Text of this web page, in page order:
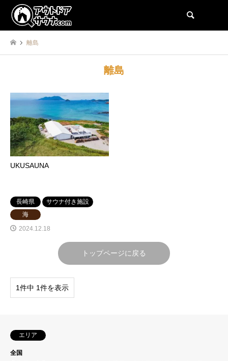
離島
離島
UKUSAUNA
長崎県
サウナ付き施設
海
2024.12.18
トップページに戻る
1件中 1件を表示
エリア
全国